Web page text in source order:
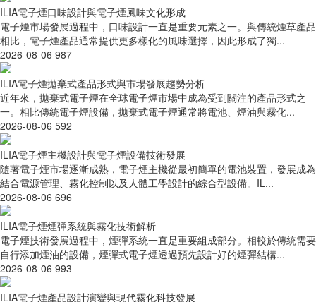
ILIA電子煙口味設計與電子煙風味文化形成
電子煙市場發展過程中，口味設計一直是重要元素之一。與傳統煙草產品
相比，電子煙產品通常提供更多樣化的風味選擇，因此形成了獨...
2026-08-06 987
ILIA電子煙拋棄式產品形式與市場發展趨勢分析
近年來，拋棄式電子煙在全球電子煙市場中成為受到關注的產品形式之
一。相比傳統電子煙設備，拋棄式電子煙通常將電池、煙油與霧化...
2026-08-06 592
ILIA電子煙主機設計與電子煙設備技術發展
隨著電子煙市場逐漸成熟，電子煙主機從最初簡單的電池裝置，發展成為
結合電源管理、霧化控制以及人體工學設計的綜合型設備。IL...
2026-08-06 696
ILIA電子煙煙彈系統與霧化技術解析
電子煙技術發展過程中，煙彈系統一直是重要組成部分。相較於傳統需要
自行添加煙油的設備，煙彈式電子煙透過預先設計好的煙彈結構...
2026-08-06 993
ILIA電子煙產品設計演變與現代霧化科技發展